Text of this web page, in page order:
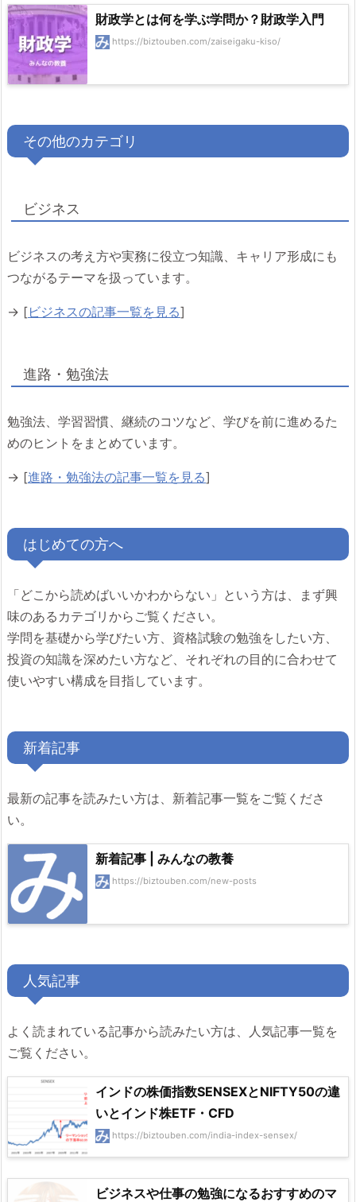
財政学とは何を学ぶ学問か？財政学入門
https://biztouben.com/zaiseigaku-kiso/
その他のカテゴリ
ビジネス
ビジネスの考え方や実務に役立つ知識、キャリア形成にも
つながるテーマを扱っています。
→ [ビジネスの記事一覧を見る]
進路・勉強法
勉強法、学習習慣、継続のコツなど、学びを前に進めるた
めのヒントをまとめています。
→ [進路・勉強法の記事一覧を見る]
はじめての方へ
「どこから読めばいいかわからない」という方は、まず興
味のあるカテゴリからご覧ください。
学問を基礎から学びたい方、資格試験の勉強をしたい方、
投資の知識を深めたい方など、それぞれの目的に合わせて
使いやすい構成を目指しています。
新着記事
最新の記事を読みたい方は、新着記事一覧をご覧くださ
い。
新着記事 | みんなの教養
https://biztouben.com/new-posts
人気記事
よく読まれている記事から読みたい方は、人気記事一覧を
ご覧ください。
インドの株価指数SENSEXとNIFTY50の違
いとインド株ETF・CFD
https://biztouben.com/india-index-sensex/
ビジネスや仕事の勉強になるおすすめのマ